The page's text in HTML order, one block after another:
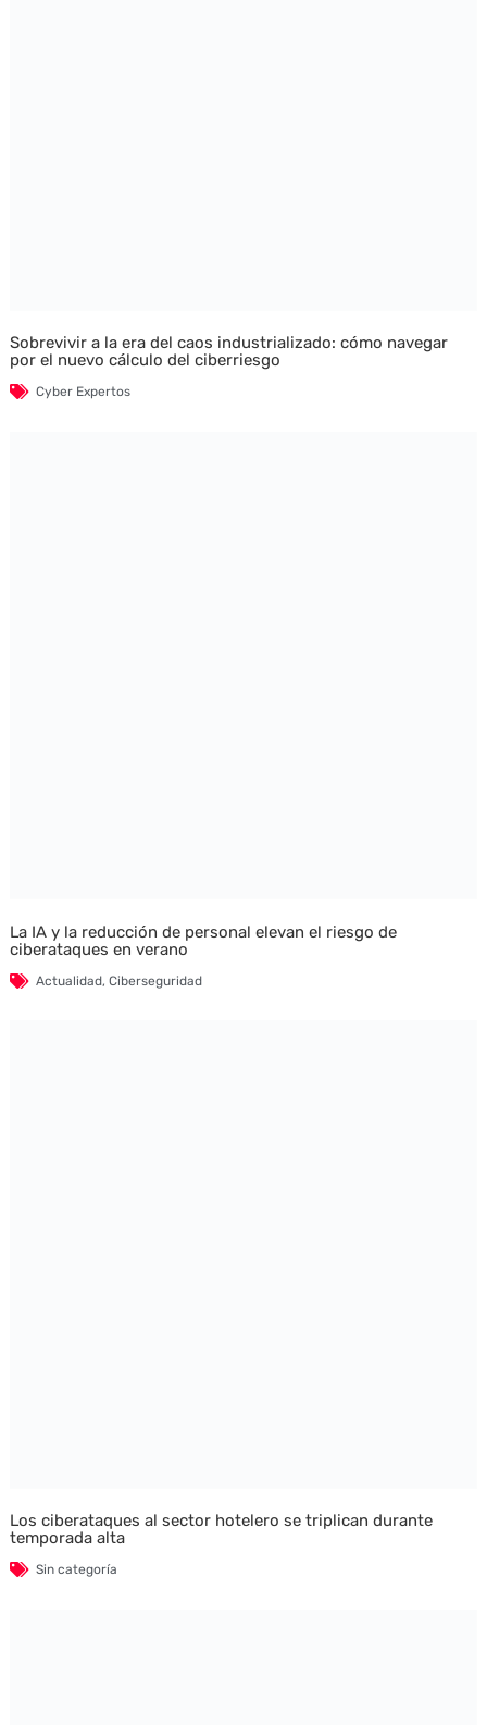
Sobrevivir a la era del caos industrializado: cómo navegar
por el nuevo cálculo del ciberriesgo
Cyber Expertos
La IA y la reducción de personal elevan el riesgo de
ciberataques en verano
Actualidad, Ciberseguridad
Los ciberataques al sector hotelero se triplican durante
temporada alta
Sin categoría